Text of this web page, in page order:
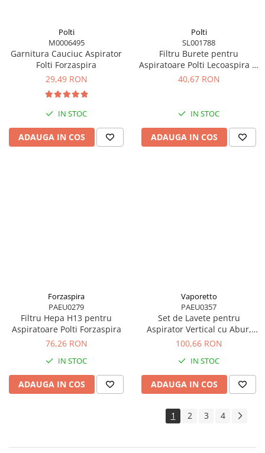
Polti
M0006495
Garnitura Cauciuc Aspirator
Folti Forzaspira
29,49 RON
IN STOC
ADAUGA IN COS
Polti
SL001788
Filtru Burete pentru
Aspiratoare Polti Lecoaspira si
Lecologico
40,67 RON
IN STOC
ADAUGA IN COS
Forzaspira
PAEU0279
Filtru Hepa H13 pentru
Aspiratoare Polti Forzaspira
76,26 RON
IN STOC
ADAUGA IN COS
Vaporetto
PAEU0357
Set de Lavete pentru
Aspirator Vertical cu Abur,
Multifunctional, Polti
100,66 RON
IN STOC
ADAUGA IN COS
1 2 3 4